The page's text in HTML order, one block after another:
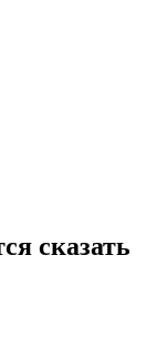
сказать